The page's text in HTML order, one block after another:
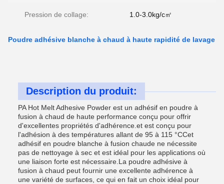
Pression de collage: 1.0-3.0kg/c㎡
Poudre adhésive blanche à chaud à haute rapidité de lavage
Description du produit:
PA Hot Melt Adhesive Powder est un adhésif en poudre à
fusion à chaud de haute performance conçu pour offrir
d'excellentes propriétés d'adhérence.et est conçu pour
l'adhésion à des températures allant de 95 à 115 °CCet
adhésif en poudre blanche à fusion chaude ne nécessite
pas de nettoyage à sec et est idéal pour les applications où
une liaison forte est nécessaire.La poudre adhésive à
fusion à chaud peut fournir une excellente adhérence à
une variété de surfaces, ce qui en fait un choix idéal pour